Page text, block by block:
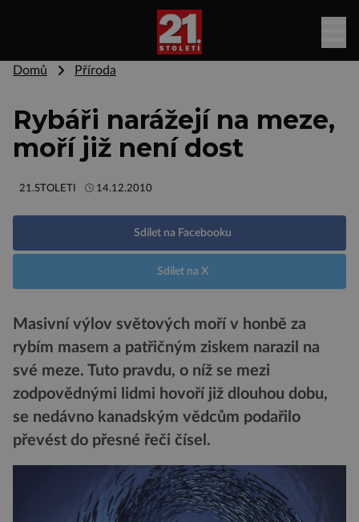
Domů Příroda
Rybáři narážejí na meze,
moří již není dost
21.STOLETI 14.12.2010
Sdílet na Facebooku
Sdílet na X
Masivní výlov světových moří v honbě za
rybím masem a patřičným ziskem narazil na
své meze. Tuto pravdu, o níž se mezi
zodpovědnými lidmi hovoří již dlouhou dobu,
se nedávno kanadským vědcům podařilo
převést do přesné řeči čísel.